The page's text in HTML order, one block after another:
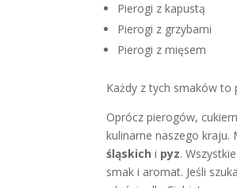
Pierogi z kapustą
Pierogi z grzybami
Pierogi z mięsem
Każdy z tych smaków to
Oprócz pierogów,
kulinarne naszego kraju.
śląskich i pyz.
smak i aromat. Jeśli